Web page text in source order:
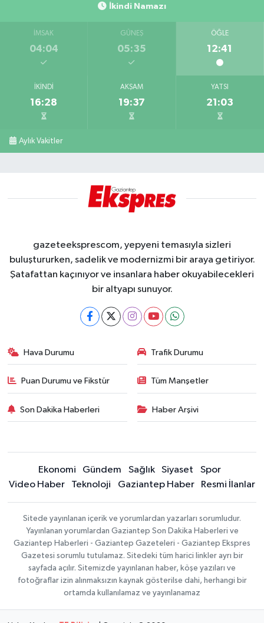
İkindi Namazı
İMSAK
04:04
GÜNEŞ
05:35
ÖĞLE
12:41
İKINDI
16:28
AKŞAM
19:37
YATSI
21:03
Aylık Vakitler
gazeteeksprescom, yepyeni temasıyla sizleri
buluştururken, sadelik ve modernizmi bir araya getiriyor.
Şatafattan kaçınıyor ve insanlara haber okuyabilecekleri
bir altyapı sunuyor.
Hava Durumu Trafik Durumu
Puan Durumu ve Fikstür Tüm Manşetler
Son Dakika Haberleri Haber Arşivi
Ekonomi Gündem Sağlık Siyaset
Spor
Video Haber
Teknoloji Gaziantep Haber Resmi İlanlar
Sitede yayınlanan içerik ve yorumlardan yazarları sorumludur.
Yayınlanan yorumlardan Gaziantep Son Dakika Haberleri ve
Gaziantep Haberleri - Gaziantep Gazeteleri - Gaziantep Ekspres
Gazetesi sorumlu tutulamaz. Sitedeki tüm harici linkler ayrı bir
sayfada açılır. Sitemizde yayınlanan haber, köşe yazıları ve
fotoğraflar izin alınmaksızın kaynak gösterilse dahi, herhangi bir
ortamda kullanılamaz ve yayınlanamaz